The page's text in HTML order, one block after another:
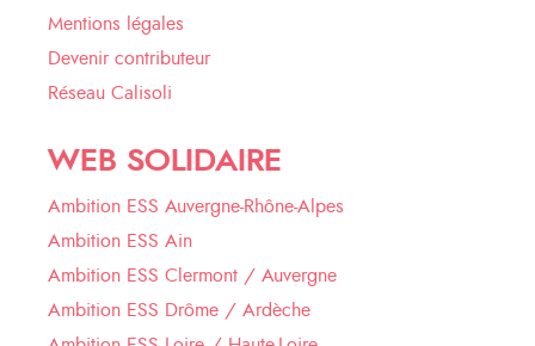
Mentions légales
Devenir contributeur
Réseau Calisoli
WEB SOLIDAIRE
Ambition ESS Auvergne-Rhône-Alpes
Ambition ESS Ain
Ambition ESS Clermont / Auvergne
Ambition ESS Drôme / Ardèche